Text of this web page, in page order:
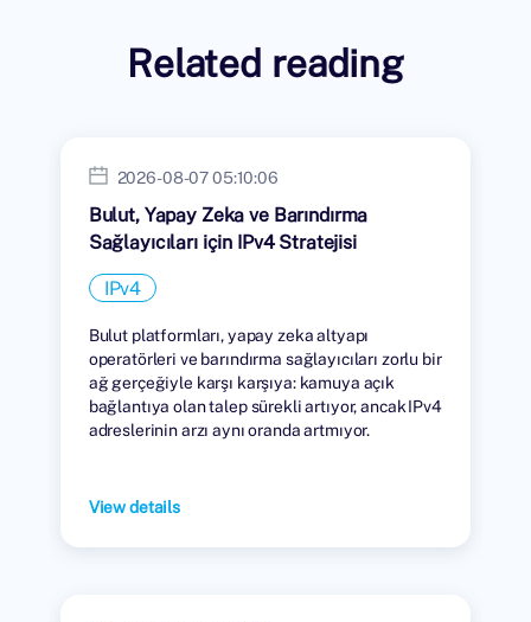
Related reading
2026-08-07 05:10:06
Bulut, Yapay Zeka ve Barındırma
Sağlayıcıları için IPv4 Stratejisi
IPv4
Bulut platformları, yapay zeka altyapı
operatörleri ve barındırma sağlayıcıları zorlu bir
ağ gerçeğiyle karşı karşıya: kamuya açık
bağlantıya olan talep sürekli artıyor, ancak IPv4
adreslerinin arzı aynı oranda artmıyor.
View details